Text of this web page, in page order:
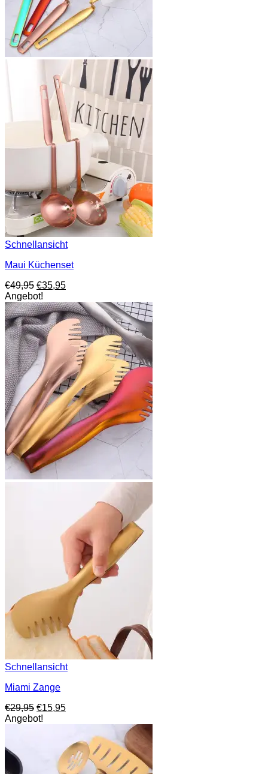
Schnellansicht
Maui Küchenset
€49,95 Ursprünglicher
Preis
war:
€49,95
€35,95Aktueller
ist:
€35,95.
Angebot!
Schnellansicht
Miami Zange
€29,95 Ursprünglicher
Preis
€15,95Aktueller
€15,95.
Angebot!